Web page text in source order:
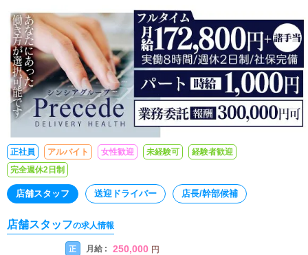
正社員 アルバイト 女性歓迎 未経験可
経験者歓迎
完全週休2日制
店舗スタッフ 送迎ドライバー 店長/幹部候補
店舗スタッフの求人情報
正 月給 : 250,000 円